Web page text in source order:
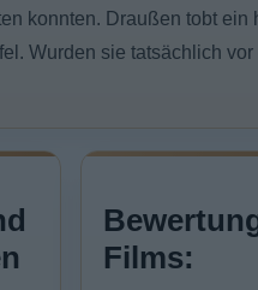
konnten. Draußen tobt
Wurden sie tatsächlich
Films: